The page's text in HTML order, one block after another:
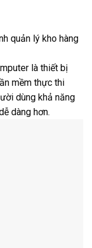
quản lý kho hàng
là thiết bị
mềm thực thi
dùng khả năng
dàng hơn.